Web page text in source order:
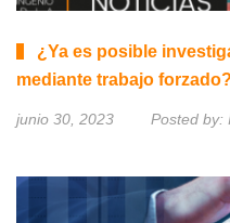
¿Ya es posible
mediante trabajo forzado?
junio 30, 2023 Posted by: